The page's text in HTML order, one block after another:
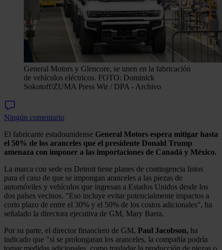
General Motors y Glencore, se unen en la fabricación
de vehículos eléctricos. FOTO: Dominick
Sokotoff/ZUMA Press Wir / DPA - Archivo
Ningún comentario
El fabricante estadounidense General Motors espera mitigar hasta
el 50% de los aranceles que el presidente Donald Trump
amenaza con imponer a las importaciones de Canadá y México.
La marca con sede en Detroit tiene planes de contingencia listos
para el caso de que se impongan aranceles a las piezas de
automóviles y vehículos que ingresan a Estados Unidos desde los
dos países vecinos. "Eso incluye evitar potencialmente impactos a
corto plazo de entre el 30% y el 50% de los costos adicionales", ha
señalado la directora ejecutiva de GM, Mary Barra.
Por su parte, el director financiero de GM, Paul Jacobson, ha
indicado que "si se prolongaran los aranceles, la compañía podría